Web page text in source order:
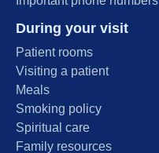
During your visit
Patient rooms
Visiting a patient
Meals
Smoking policy
Spiritual care
Family resources